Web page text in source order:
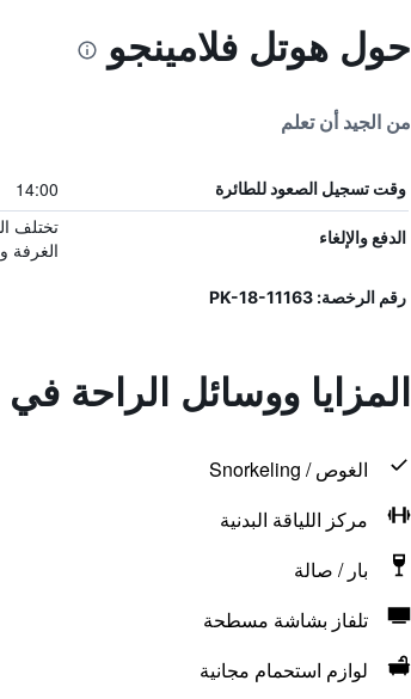
حول هوتل فلامينجو
من الجيد أن تعلم
وقت تسجيل الصعود للطائرة 14:00
الدفع والإلغاء
تختلف
الغرفة
رقم الرخصة: PK-18-11163
المزايا ووسائل الراحة
الغوص / Snorkeling
مركز اللياقة البدنية
بار / صالة
تلفاز بشاشة مسطحة
لوازم استحمام مجانية